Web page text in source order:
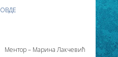
ОВДЕ
Ментор – Марина Лакчевић